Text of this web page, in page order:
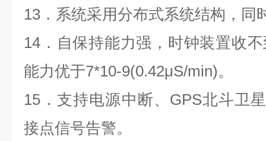
13 ．系统采用分布式系统结构，同
14 ．自保持能力强，时钟装置收
能力优于7*10-9(0.42μS/min)。
15 ．支持电源中断、GPS北斗卫
接点信号告警。